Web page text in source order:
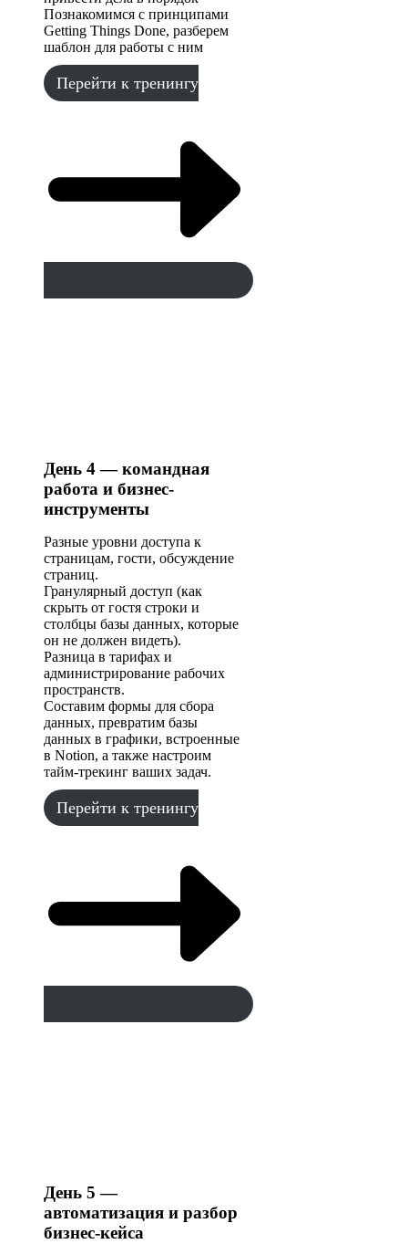
Познакомимся с принципами
Getting Things Done, разберем
шаблон для работы с ним
Перейти к тренингу
День 4 — командная
работа и бизнес-
инструменты
Разные уровни доступа к
страницам, гости, обсуждение
страниц.
Гранулярный доступ (как
скрыть от гостя строки и
столбцы базы данных, которые
он не должен видеть).
Разница в тарифах и
администрирование рабочих
пространств.
Составим формы для сбора
данных, превратим базы
данных в графики, встроенные
в Notion, а также настроим
тайм-трекинг ваших задач.
Перейти к тренингу
День 5 —
автоматизация и разбор
бизнес-кейса